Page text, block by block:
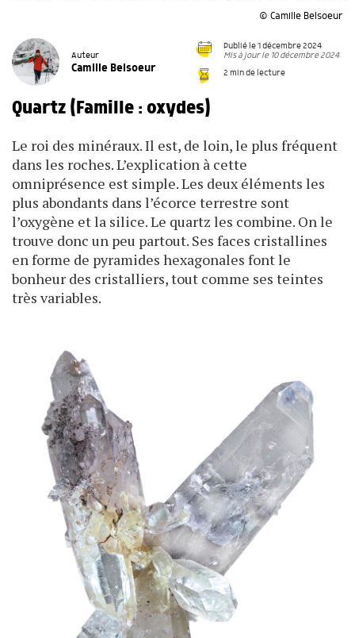
© Camille Belsoeur
Auteur
Camille Belsoeur
Publié le 1 décembre 2024
Mis à jour le 10 décembre 2024
2 min de lecture
Quartz (Famille : oxydes)
Le roi des minéraux. Il est, de loin, le plus fréquent
dans les roches. L’explication à cette
omniprésence est simple. Les deux éléments les
plus abondants dans l’écorce terrestre sont
l’oxygène et la silice. Le quartz les combine. On le
trouve donc un peu partout. Ses faces cristallines
en forme de pyramides hexagonales font le
bonheur des cristalliers, tout comme ses teintes
très variables.